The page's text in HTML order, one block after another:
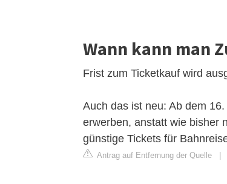
Wann kann man
Frist zum Ticketkauf wird
Auch das ist neu: Ab dem
erwerben, anstatt wie bisher
günstige Tickets für
Antrag auf Entfernung der Quelle